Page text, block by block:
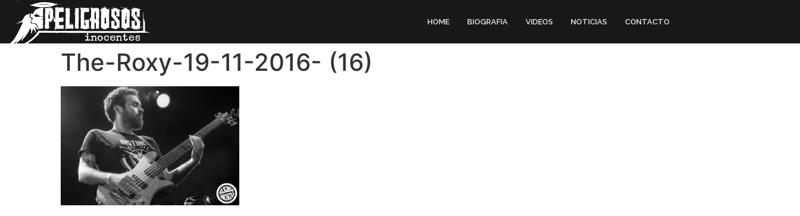
HOME BIOGRAFIA VIDEOS NOTICIAS CONTACTO
The-Roxy-19-11-2016- (16)